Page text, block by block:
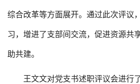
综合改革等方面展开。通过此次评议
习，增进了支部间交流，促进资源共
助共建。
王文文对党支书述职评议会进行